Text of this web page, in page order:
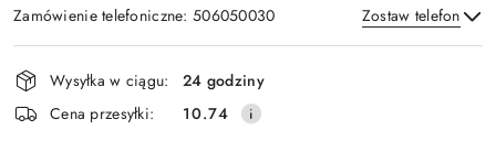
Zamówienie telefoniczne: 506050030 Zostaw telefon
Wyślij
Dostępność
i
dostawa
Wysyłka w ciągu:
24 godziny
Cena przesyłki:
10.74